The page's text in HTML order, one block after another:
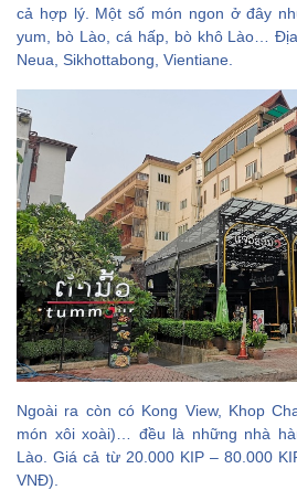
cả hợp lý. Một số món ngon ở đây
yum, bò Lào, cá hấp, bò khô Lào…
Neua, Sikhottabong, Vientiane.
Ngoài ra còn có Kong View, Khop
món xôi xoài)… đều là những nhà
Lào. Giá cả từ 20.000 KIP – 80.000
VNĐ).